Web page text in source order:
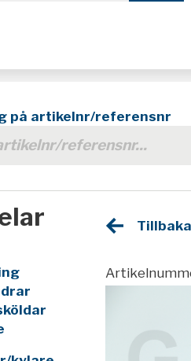
på artikelnr/referensnr
Tillbaka